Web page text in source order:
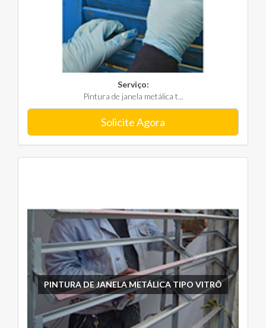
Serviço:
Pintura de janela metálica t...
Solicite Agora
PINTURA DE JANELA METÁLICA TIPO VITRÔ